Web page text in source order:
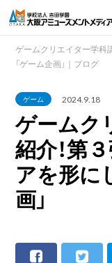
ゲームクリエイター学科
「ゲーム企画」｜ブログ
ゲーム 2024.9.18
ゲームク
紹介！第
アを形に
画」